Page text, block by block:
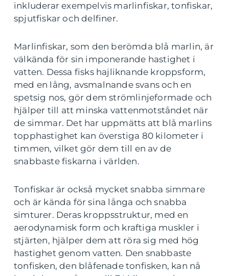
inkluderar exempelvis marlinfiskar, tonfiskar,
spjutfiskar och delfiner.
Marlinfiskar, som den berömda blå marlin, är
välkända för sin imponerande hastighet i
vatten. Dessa fisks hajliknande kroppsform,
med en lång, avsmalnande svans och en
spetsig nos, gör dem strömlinjeformade och
hjälper till att minska vattenmotståndet när
de simmar. Det har uppmätts att blå marlins
topphastighet kan överstiga 80 kilometer i
timmen, vilket gör dem till en av de
snabbaste fiskarna i världen.
Tonfiskar är också mycket snabba simmare
och är kända för sina långa och snabba
simturer. Deras kroppsstruktur, med en
aerodynamisk form och kraftiga muskler i
stjärten, hjälper dem att röra sig med hög
hastighet genom vatten. Den snabbaste
tonfisken, den blåfenade tonfisken, kan nå